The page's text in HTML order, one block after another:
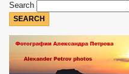
Search